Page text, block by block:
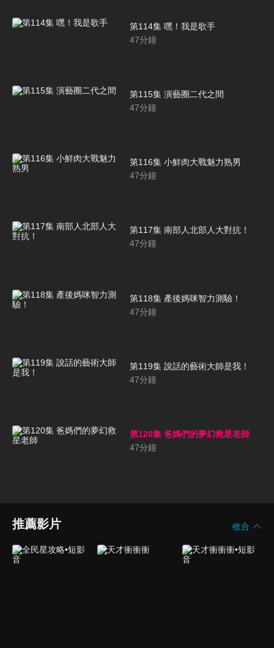
第114集 嘿！我是歌手
47分鐘
第115集 演藝圈二代之間
47分鐘
第116集 小鮮肉大戰魅力熟男
47分鐘
第117集 南部人北部人大對抗！
47分鐘
第118集 產後媽咪智力測驗！
47分鐘
第119集 說話的藝術大師是我！
47分鐘
第120集 爸媽們的夢幻救星老師
47分鐘
推薦影片 收合